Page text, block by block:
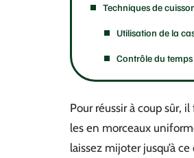
Techniques de
Utilisation de la
Contrôle du
Pour réussir à coup sûr,
les en morceaux
laissez mijoter jusqu’à